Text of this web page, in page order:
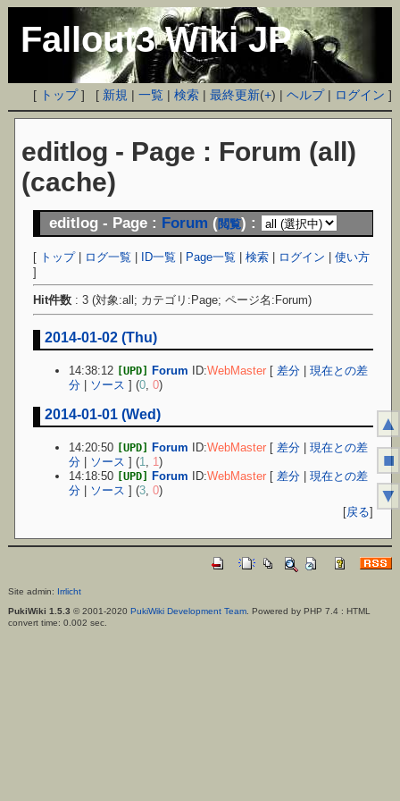
Fallout3 Wiki JP
[ トップ] [ 新規 |一覧 |検索 |最終更新(+) |ヘルプ| ログイン ]
editlog - Page : Forum (all)
(cache)
editlog - Page : Forum (閲覧) :
[ トップ| ログ一覧 | ID一覧 | Page一覧 |検索 | ログイン |使い方
]
Hit件数 : 3 (対象:all; カテゴリ:Page; ページ名:Forum)
2014-01-02 (Thu)
14:38:12 [UPD] Forum ID:WebMaster [差分 |現在との差
分
ソース ] (0,0)
2014-01-01 (Wed)
14:20:50 [UPD] Forum ID:WebMaster [差分 |現在との差
分
ソース ] (1, 1)
14:18:50
[UPD] Forum ID:WebMaster [差分 |現在との差
分
ソース ] (3,0)
[戻る]
Site admin: Irrlicht
PukiWiki 1.5.3 © 2001-2020 PukiWiki Development Team. Powered by PHP 7.4 : HTML
convert time: 0.002 sec.
▲
■
▼